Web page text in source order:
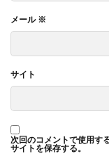
メール ※
サイト
次回のコメントで使用す
サイトを保存する。